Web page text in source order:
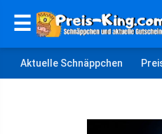
☰
Aktuelle Schnäppchen